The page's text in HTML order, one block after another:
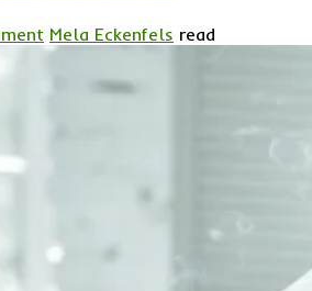
Mela Eckenfels read